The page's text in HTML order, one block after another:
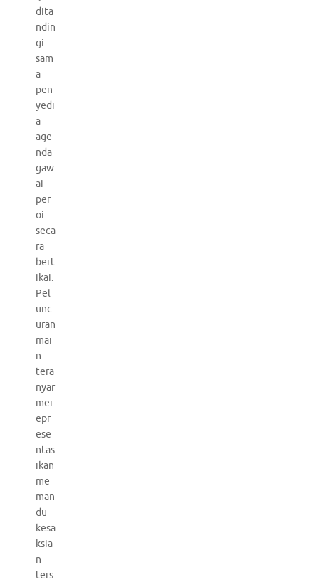
dita
ndin
gi
sam
a
pen
yedi
a
age
nda
gaw
ai
per
oi
seca
ra
bert
ikai.
Pel
unc
uran
mai
n
tera
nyar
mer
epr
ese
ntas
ikan
me
man
du
kesa
ksia
n
ters